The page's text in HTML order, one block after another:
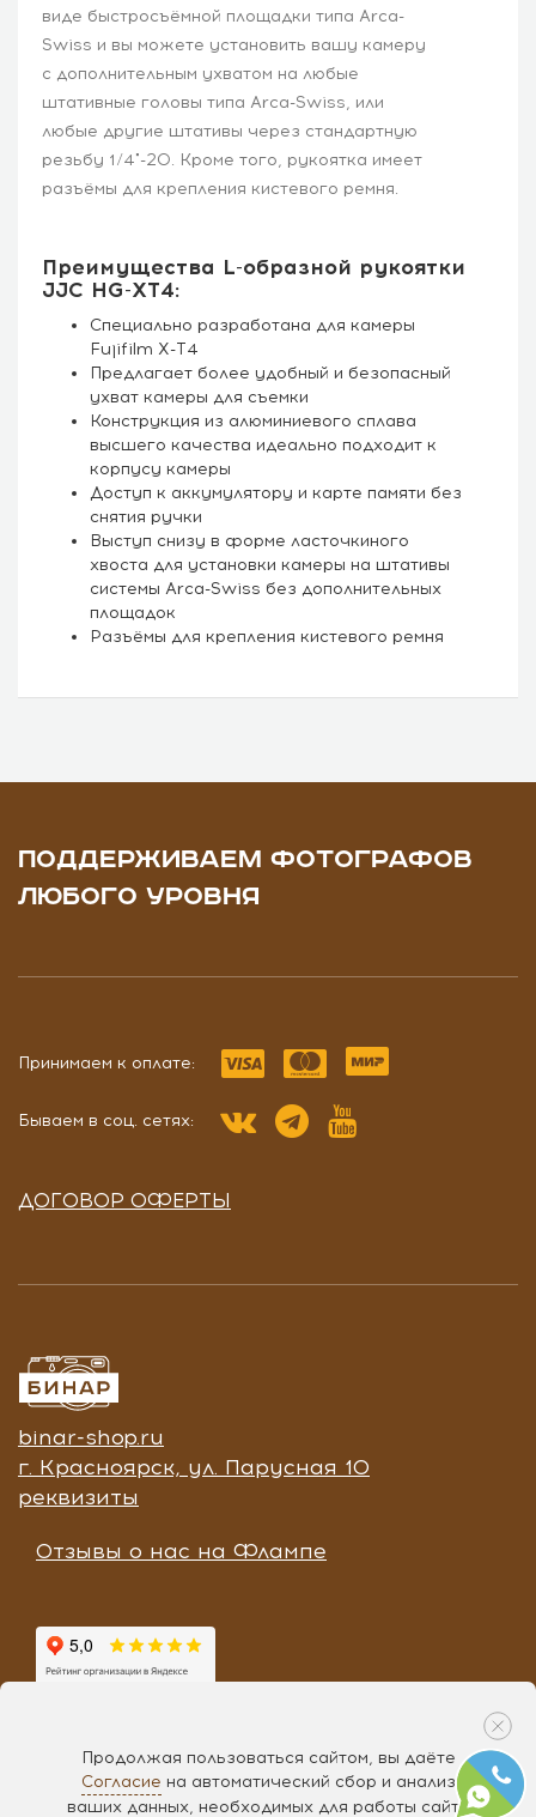
виде быстросъёмной площадки типа Arca-
Swiss и вы можете установить вашу камеру
с дополнительным ухватом на любые
штативные головы типа Arca-Swiss, или
любые другие штативы через стандартную
резьбу 1/4"-20. Кроме того, рукоятка имеет
разъёмы для крепления кистевого ремня.
Преимущества L-образной рукоятки
JJC HG-XT4:
Специально разработана для камеры
Fujifilm X-T4
Предлагает более удобный и безопасный
ухват камеры для съемки
Конструкция из алюминиевого сплава
высшего качества идеально подходит к
корпусу камеры
Доступ к аккумулятору и карте памяти без
снятия ручки
Выступ снизу в форме ласточкиного
хвоста для установки камеры на штативы
системы Arca-Swiss без дополнительных
площадок
Разъёмы для крепления кистевого ремня
ПОДДЕРЖИВАЕМ ФОТОГРАФОВ
ЛЮБОГО УРОВНЯ
Принимаем к оплате:
Бываем в соц. сетях:
ДОГОВОР ОФЕРТЫ
binar-shop.ru
г. Красноярск, ул. Парусная 10
реквизиты
Отзывы о нас на Флампе
Разработка « Чипса», 2017
Продолжая пользоваться сайтом, вы даёте
Согласие на автоматический сбор и анализ
ваших данных, необходимых для работы сайта